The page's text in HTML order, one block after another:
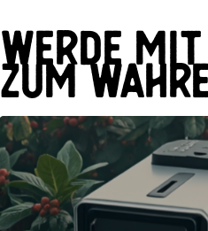
werde
zum